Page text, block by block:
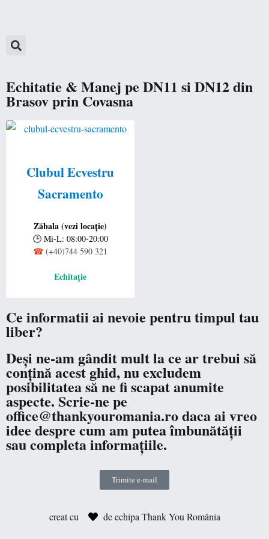
Echitatie & Manej pe DN11 si DN12 din
Brasov prin Covasna
Clubul Ecvestru
Sacramento
Zăbala (vezi locație)
🕒Mi-L: 08:00-20:00
☎ (+40)744 590 321
Echitație
Ce informatii ai nevoie pentru timpul tau
liber?
Deși ne-am gândit mult la ce ar trebui să
conțină acest ghid, nu excludem
posibilitatea să ne fi scapat anumite
aspecte. Scrie-ne pe
office@thankyouromania.ro daca ai vreo
idee despre cum am putea îmbunătății
sau completa informațiile.
Trimite e-mail
creat cu de echipa Thank You România